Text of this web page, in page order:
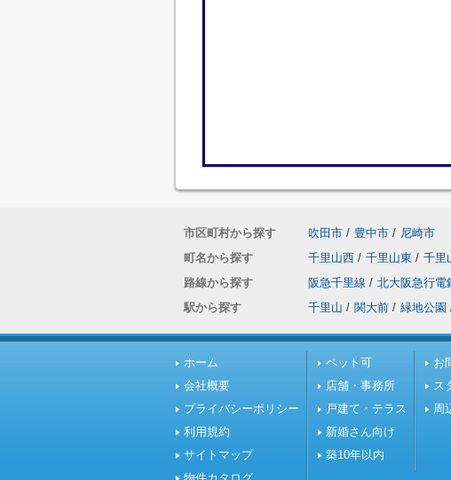
市区町村から探す 吹田市 / 豊中市 / 尼崎市
町名から探す
千里山西 / 千里山東 / 千里
路線から探す
阪急千里線 / 北大阪急行電
駅から探す
千里山 / 関大前 / 緑地公園
ホーム
会社概要
プライバシーポリシー
利用規約
サイトマップ
ペット可
店舗・事務所
戸建て・テラス
新婚さん向け
築10年以内
お
ス
周